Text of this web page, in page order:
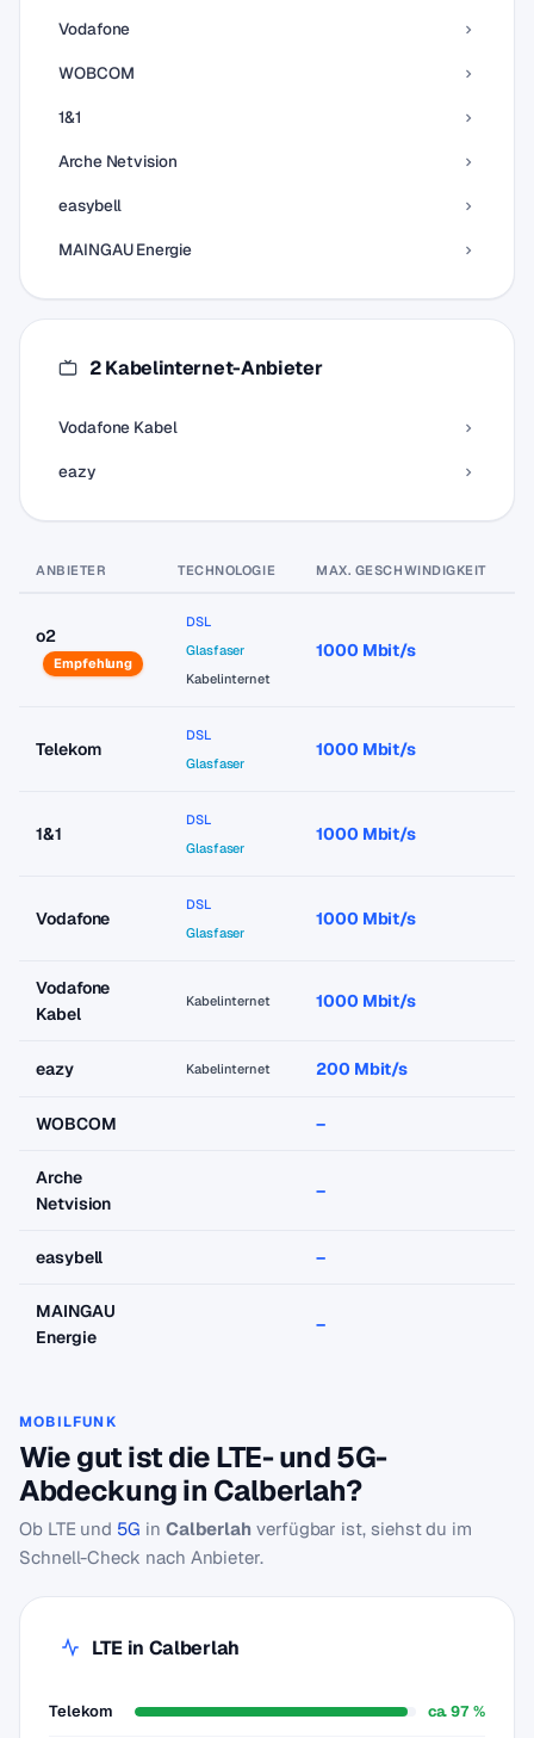
Vodafone
WOBCOM
1&1
Arche Netvision
easybell
MAINGAU Energie
2 Kabelinternet-Anbieter
Vodafone Kabel
eazy
ANBIETER TECHNOLOGIE MAX. GESCHWINDIGKEIT
o2
Empfehlung
DSL
Glasfaser
Kabelinternet
1000 Mbit/s
Telekom
DSL
Glasfaser
1000 Mbit/s
1&1
DSL
Glasfaser
1000 Mbit/s
Vodafone
DSL
Glasfaser
1000 Mbit/s
Vodafone
Kabel
Kabelinternet 1000 Mbit/s
eazy Kabelinternet 200 Mbit/s
WOBCOM –
Arche
Netvision
–
easybell –
MAINGAU
Energie
–
MOBILFUNK
Wie gut ist die LTE- und 5G-
Abdeckung in Calberlah?
Ob LTE und 5G in Calberlah verfügbar ist, siehst du im
Schnell-Check nach Anbieter.
LTE in Calberlah
Telekom ca. 97 %